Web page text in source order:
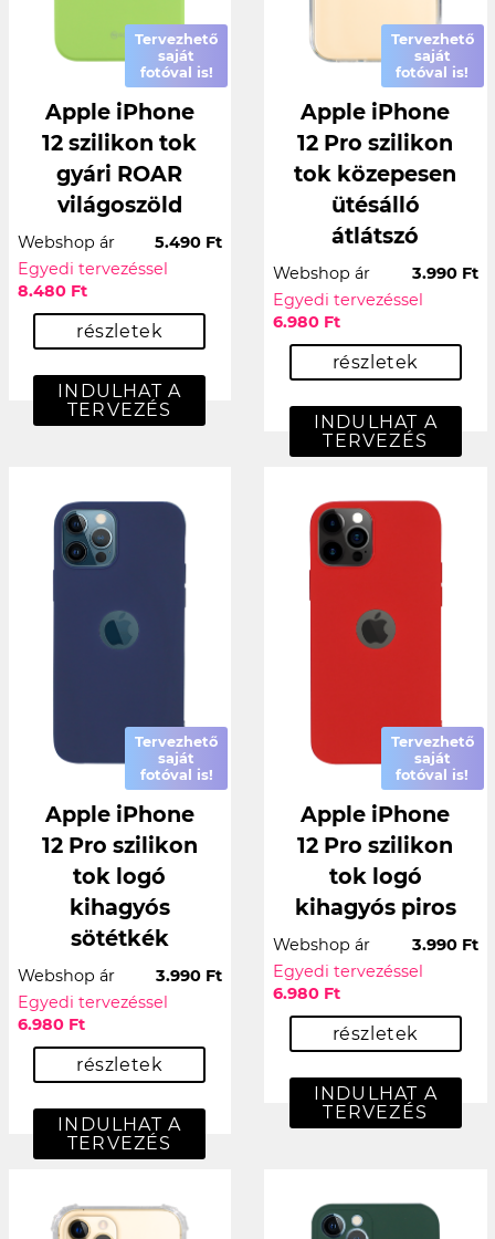
Tervezhető
saját
fotóval is!
Apple iPhone
12 szilikon tok
gyári ROAR
világoszöld
Webshop ár
5.490 Ft
Egyedi tervezéssel
8.480 Ft
részletek
INDULHAT A
TERVEZÉS
Tervezhető
saját
fotóval is!
Apple iPhone
12 Pro szilikon
tok közepesen
ütésálló
átlátszó
Webshop ár
3.990 Ft
Egyedi tervezéssel
6.980 Ft
részletek
INDULHAT A
TERVEZÉS
Tervezhető
saját
fotóval is!
Apple iPhone
12 Pro szilikon
tok logó
kihagyós
sötétkék
Webshop ár
3.990 Ft
Egyedi tervezéssel
6.980 Ft
részletek
INDULHAT A
TERVEZÉS
Tervezhető
saját
fotóval is!
Apple iPhone
12 Pro szilikon
tok logó
kihagyós piros
Webshop ár
3.990 Ft
Egyedi tervezéssel
6.980 Ft
részletek
INDULHAT A
TERVEZÉS